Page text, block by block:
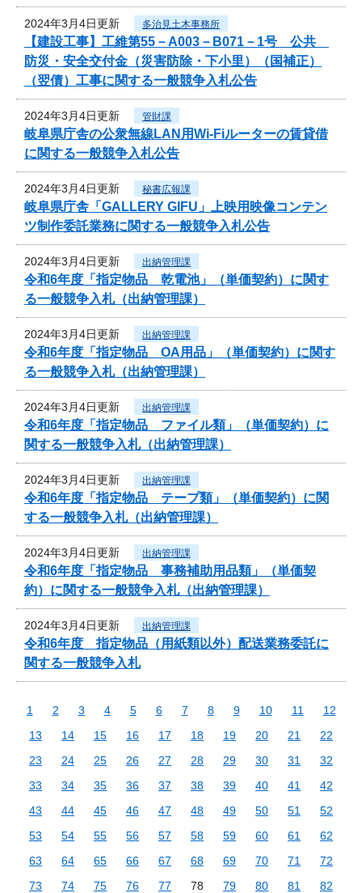
2024年3月4日更新 多治見土木事務所
【建設工事】工維第55－A003－B071－1号 公共
防災・安全交付金（災害防除・下小里）（国補正）
（翌債）工事に関する一般競争入札公告
2024年3月4日更新 管財課
岐阜県庁舎の公衆無線LAN用Wi-Fiルーターの賃貸借
に関する一般競争入札公告
2024年3月4日更新 秘書広報課
岐阜県庁舎「GALLERY GIFU」上映用映像コンテン
ツ制作委託業務に関する一般競争入札公告
2024年3月4日更新 出納管理課
令和6年度「指定物品 乾電池」（単価契約）に関す
る一般競争入札（出納管理課）
2024年3月4日更新 出納管理課
令和6年度「指定物品 OA用品」（単価契約）に関す
る一般競争入札（出納管理課）
2024年3月4日更新 出納管理課
令和6年度「指定物品 ファイル類」（単価契約）に
関する一般競争入札（出納管理課）
2024年3月4日更新 出納管理課
令和6年度「指定物品 テープ類」（単価契約）に関
する一般競争入札（出納管理課）
2024年3月4日更新 出納管理課
令和6年度「指定物品 事務補助用品類」（単価契
約）に関する一般競争入札（出納管理課）
2024年3月4日更新 出納管理課
令和6年度 指定物品（用紙類以外）配送業務委託に
関する一般競争入札
1 2 3 4 5 6 7 8 9 10 11
12
13
14 15 16 17 18 19 20 21
22
23
24 25 26 27 28 29 30 31
32
33
34 35 36 37 38 39 40 41
42
43
44 45 46 47 48 49 50 51
52
53
54 55 56 57 58 59 60 61
62
63
64 65 66 67 68 69 70 71
72
73
74 75 76 77 78 79 80 81
82